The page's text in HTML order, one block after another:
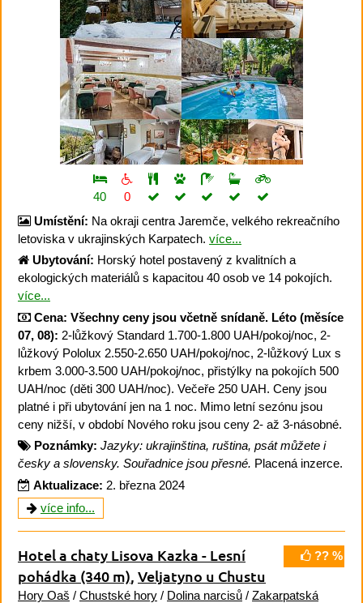
40
0
Umístění: Na okraji centra Jaremče, velkého rekreačního
letoviska v ukrajinských Karpatech. více...
Ubytování: Horský hotel postavený z kvalitních a
ekologických materiálů s kapacitou 40 osob ve 14 pokojích.
více...
Cena: Všechny ceny jsou včetně snídaně. Léto (měsíce
07, 08): 2-lůžkový Standard 1.700-1.800 UAH/pokoj/noc, 2-
lůžkový Pololux 2.550-2.650 UAH/pokoj/noc, 2-lůžkový Lux s
krbem 3.000-3.500 UAH/pokoj/noc, přistýlky na pokojích 500
UAH/noc (děti 300 UAH/noc). Večeře 250 UAH. Ceny jsou
platné i při ubytování jen na 1 noc. Mimo letní sezónu jsou
ceny nižší, v období Nového roku jsou ceny 2- až 3-násobné.
Poznámky: Jazyky: ukrajinština, ruština, psát můžete i
česky a slovensky. Souřadnice jsou přesné. Placená inzerce.
Aktualizace: 2. března 2024
více info...
?? %
Hotel a chaty Lisova Kazka - Lesní
pohádka (340 m), Veljatyno u Chustu
Hory Oaš / Chustské hory / Dolina narcisů / Zakarpatská